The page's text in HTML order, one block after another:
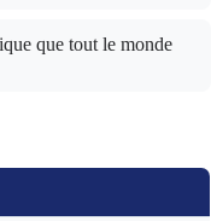
que tout le monde